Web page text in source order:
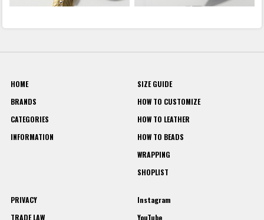
HOME
BRANDS
CATEGORIES
INFORMATION
SIZE GUIDE
HOW TO CUSTOMIZE
HOW TO LEATHER
HOW TO BEADS
WRAPPING
SHOPLIST
PRIVACY
TRADE LAW
Instagram
YouTube